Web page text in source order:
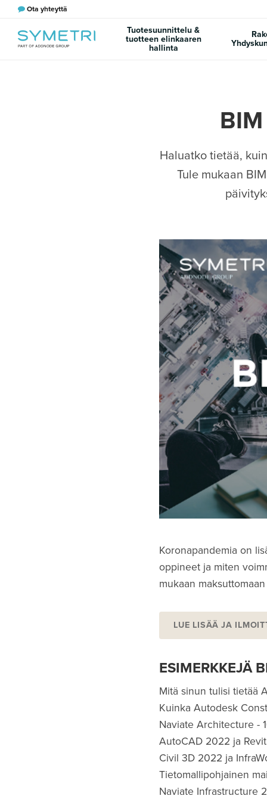
Ota yhteyttä
Tuotesuunnittelu &
tuotteen elinkaaren
hallinta
Haluatko tietää,
Tule mukaan
Koronapandemia on
oppineet ja miten
mukaan
LUE LISÄÄ JA
ESIMERKKEJÄ
Mitä sinun tulisi tietää
Kuinka Autodesk
Naviate Architecture -
AutoCAD 2022 ja
Civil 3D 2022 ja
Tietomallipohjainen
Naviate Infrastructure